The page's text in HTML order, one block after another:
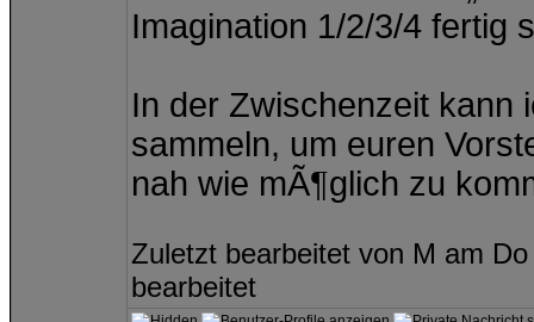
Imagination 1/2/3/4 fertig
In der Zwischenzeit
sammeln, um euren
nah wie mÃ¶glich zu
Zuletzt bearbeitet von M am
bearbeitet